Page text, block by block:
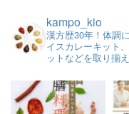
kampo_kio
漢方歴30年！体調
イスカレーキット
ットなどを取り揃え